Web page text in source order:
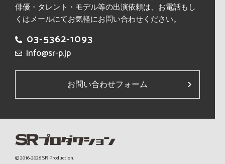
俳優・タレント・モデル等の出演依頼は、 お電話もし
くはメールにてお気軽にお問い合わせください。
03-5362-1093
info@sr-p.jp
お問い合わせフォーム
© 2016-2026 SR Production.